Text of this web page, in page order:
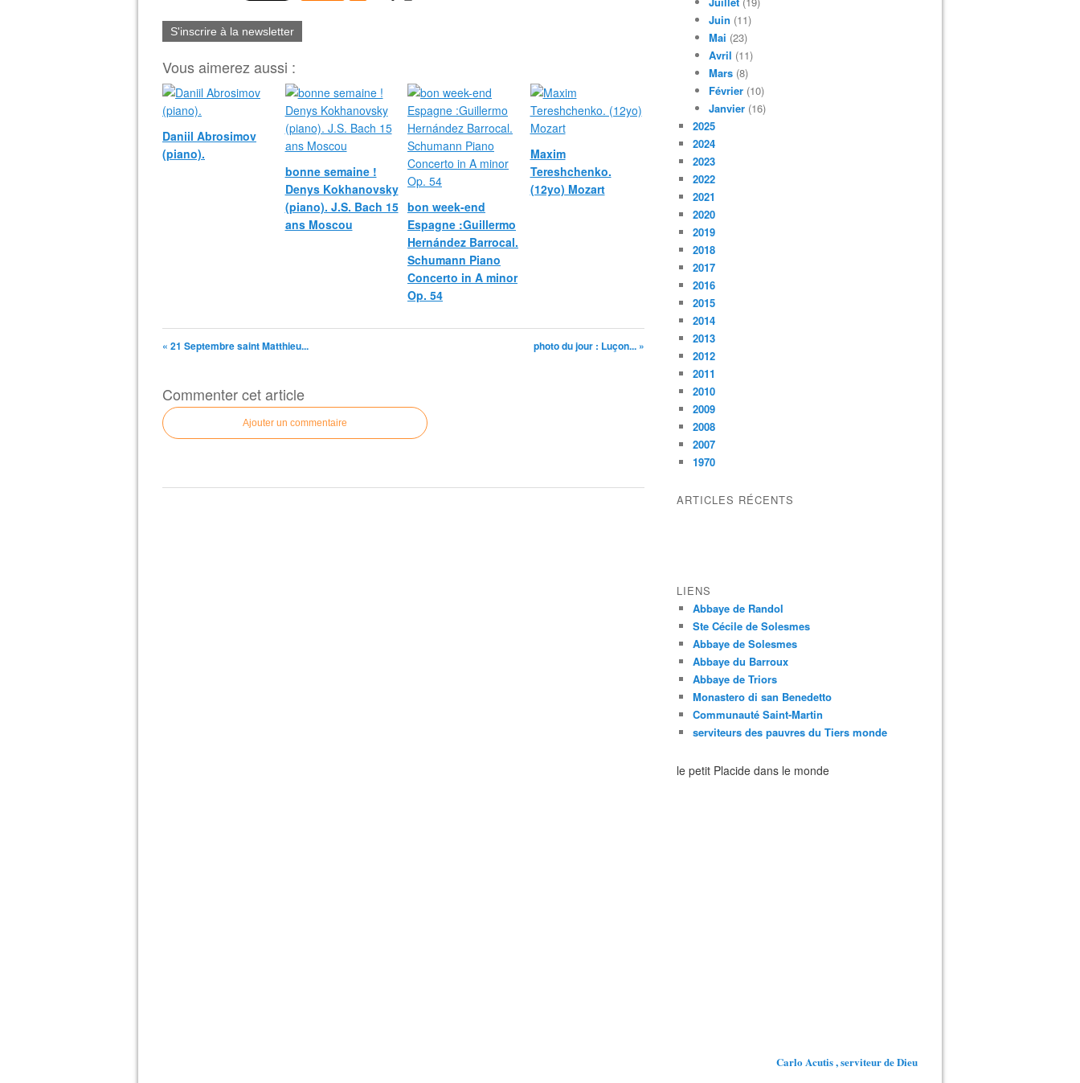
S'inscrire à la newsletter
Vous aimerez aussi :
Daniil Abrosimov
(piano).
bonne semaine !
Denys Kokhanovsky
(piano). J.S. Bach 15
ans Moscou
bon week-end
Espagne :Guillermo
Hernández Barrocal.
Schumann Piano
Concerto in A minor
Op. 54
Maxim
Tereshchenko.
(12yo) Mozart
« 21 Septembre saint Matthieu... photo du jour : Luçon... »
Commenter cet article
Ajouter un commentaire
Juin (11)
Mai (23)
Avril (11)
Mars (8)
Février (10)
Janvier (16)
2025
2024
2023
2022
2021
2020
2019
2018
2017
2016
2015
2014
2013
2012
2011
2010
2009
2008
2007
1970
ARTICLES RÉCENTS
LIENS
Abbaye de Randol
Ste Cécile de Solesmes
Abbaye de Solesmes
Abbaye du Barroux
Abbaye de Triors
Monastero di san Benedetto
Communauté Saint-Martin
serviteurs des pauvres du Tiers monde
le petit Placide dans le monde
Carlo Acutis , serviteur de Dieu